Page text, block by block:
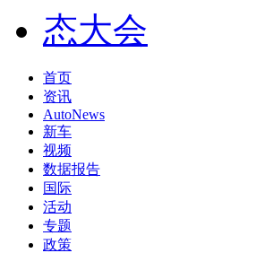
首页
资讯
AutoNews
新车
视频
数据报告
国际
活动
专题
政策